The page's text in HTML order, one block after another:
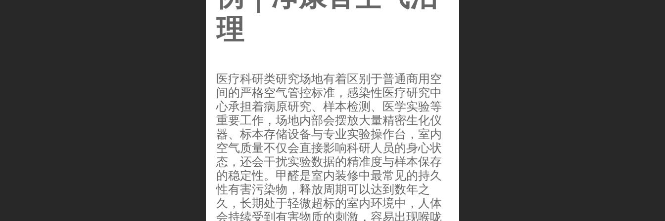
理
医疗科研类研究场地有着区别于普通商用空
间的严格空气管控标准，感染性医疗研究中
心承担着病原研究、样本检测、医学实验等
重要工作，场地内部会摆放大量精密生化仪
器、标本存储设备与专业实验操作台，室内
空气质量不仅会直接影响科研人员的身心状
态，还会干扰实验数据的精准度与样本保存
的稳定性。甲醛是室内装修中最常见的持久
性有害污染物，释放周期可以达到数年之
久，长期处于轻微超标的室内环境中，人体
会持续受到有害物质的刺激，容易出现喉咙